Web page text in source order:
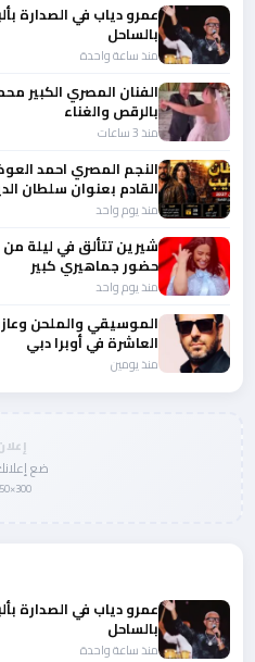
عمرو دياب في الصدارة
بالساحل
منذ ساعة واحدة
الفنان المصري الكبير
بالرقص والغناء
منذ 3 ساعات
النجم المصري احمد
القادم بعنوان سلطان
منذ يوم واحد
شيرين تتألق في ليلة
حضور جماهيري كبير
منذ يوم واحد
الموسيقي والملحن
العاشرة في أوبرا دبي
منذ يومين
ضع
300×250
عمرو دياب في الصدارة
بالساحل
منذ ساعة واحدة